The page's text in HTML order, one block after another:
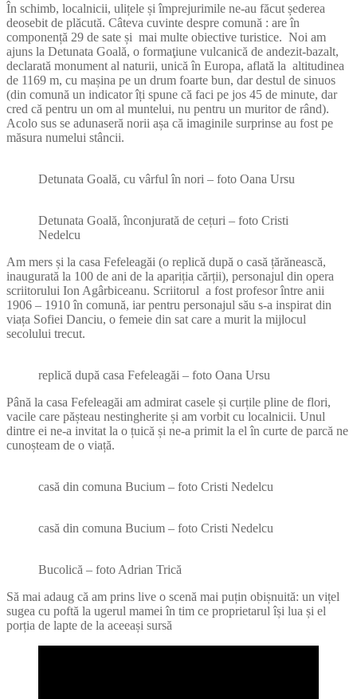
În schimb, localnicii, ulițele și împrejurimile ne-au făcut șederea
deosebit de plăcută. Câteva cuvinte despre comună : are în
componență 29 de sate și mai multe obiective turistice. Noi am
ajuns la Detunata Goală, o formaţiune vulcanică de andezit-bazalt,
declarată monument al naturii, unică în Europa, aflată la altitudinea
de 1169 m, cu mașina pe un drum foarte bun, dar destul de sinuos
(din comună un indicator îți spune că faci pe jos 45 de minute, dar
cred că pentru un om al muntelui, nu pentru un muritor de rând).
Acolo sus se adunaseră norii așa că imaginile surprinse au fost pe
măsura numelui stâncii.
Detunata Goală, cu vârful în nori – foto Oana Ursu
Detunata Goală, înconjurată de cețuri – foto Cristi
Nedelcu
Am mers și la casa Fefeleagăi (o replică după o casă țărănească,
inaugurată la 100 de ani de la apariția cărții), personajul din opera
scriitorului Ion Agârbiceanu. Scriitorul a fost profesor între anii
1906 – 1910 în comună, iar pentru personajul său s-a inspirat din
viața Sofiei Danciu, o femeie din sat care a murit la mijlocul
secolului trecut.
replică după casa Fefeleagăi – foto Oana Ursu
Până la casa Fefeleagăi am admirat casele și curțile pline de flori,
vacile care pășteau nestingherite și am vorbit cu localnicii. Unul
dintre ei ne-a invitat la o țuică și ne-a primit la el în curte de parcă ne
cunoșteam de o viață.
casă din comuna Bucium – foto Cristi Nedelcu
casă din comuna Bucium – foto Cristi Nedelcu
Bucolică – foto Adrian Trică
Să mai adaug că am prins live o scenă mai puțin obișnuită: un vițel
sugea cu poftă la ugerul mamei în tim ce proprietarul își lua și el
porția de lapte de la aceeași sursă